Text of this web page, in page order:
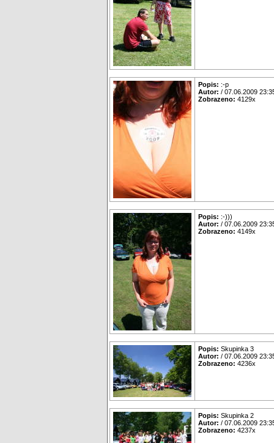
Popis: :-p
Autor: / 07.06.2009
Zobrazeno: 4129x
Popis: :-)))
Autor: / 07.06.2009
Zobrazeno: 4149x
Popis: Skupinka 3
Autor: / 07.06.2009
Zobrazeno: 4236x
Popis: Skupinka 2
Autor: / 07.06.2009
Zobrazeno: 4237x